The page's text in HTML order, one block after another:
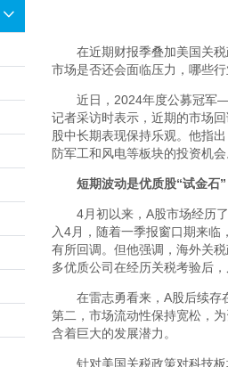
在近期财报季叠加美国关
市场是否还会面临压力，哪些
近日，2024年度公募冠军
记者采访时表示，近期的市场
股中长期表现保持乐观。他指
防军工和风电等板块的投资机
短期波动是优质股“试金石”
4月初以来，A股市场经历
入4月，随着一季报窗口期来临
有所回调。但他强调，海外关
多优质公司在经历关税考验后
在雷志勇看来，A股后续存
第二，市场流动性保持宽松，
含着巨大的发展潜力。
针对美国关税政策对科技